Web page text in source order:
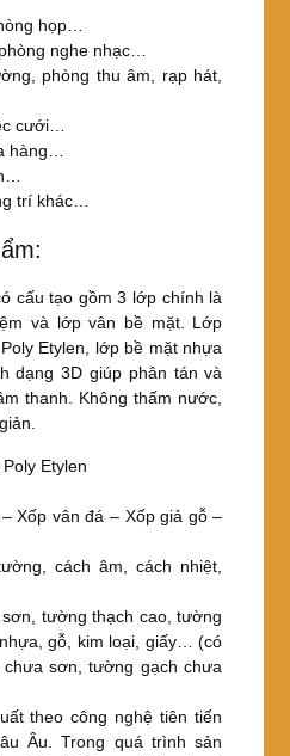
họp…
nghe nhạc…
phòng thu âm, rạp hát,
cưới…
hàng…
trí khác…
cấu tạo gồm 3 lớp chính là
và lớp vân bề mặt. Lớp
Etylen, lớp bề mặt nhựa
dạng 3D giúp phân tán và
thanh. Không thấm nước,
Etylen
Xốp vân đá – Xốp giả gỗ –
cách âm, cách nhiệt,
tường thạch cao, tường
gỗ, kim loại, giấy… (có
sơn, tường gạch chưa
theo công nghệ tiên tiến
Âu. Trong quá trình sản